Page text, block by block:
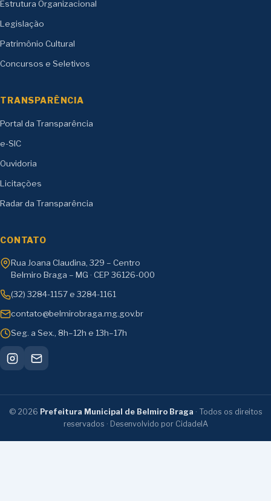
Estrutura Organizacional
Legislação
Patrimônio Cultural
Concursos e Seletivos
TRANSPARÊNCIA
Portal da Transparência
e-SIC
Ouvidoria
Licitações
Radar da Transparência
CONTATO
Rua Joana Claudina, 329 – Centro
Belmiro Braga – MG · CEP 36126-000
(32) 3284-1157 e 3284-1161
contato@belmirobraga.mg.gov.br
Seg. a Sex., 8h–12h e 13h–17h
© 2026 Prefeitura Municipal de Belmiro Braga · Todos os direitos
reservados · Desenvolvido por CidadeIA